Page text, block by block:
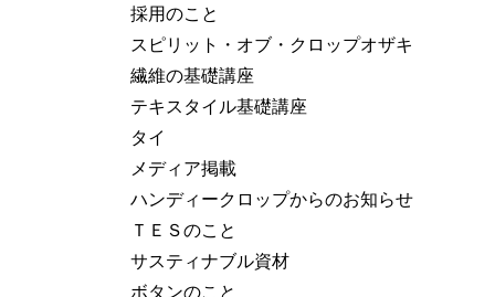
採用のこと
スピリット・オブ・クロップオザキ
繊維の基礎講座
テキスタイル基礎講座
タイ
メディア掲載
ハンディークロップからのお知らせ
ＴＥＳのこと
サスティナブル資材
ボタンのこと